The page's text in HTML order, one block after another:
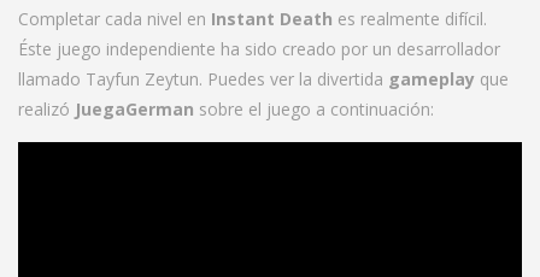
Completar cada nivel en Instant Death es realmente difícil.
Éste juego independiente ha sido creado por un desarrollador
llamado Tayfun Zeytun. Puedes ver la divertida gameplay que
realizó JuegaGerman sobre el juego a continuación: